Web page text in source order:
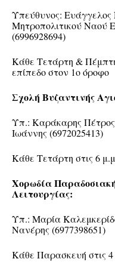
Υπεύθυνος:
Μητροπολιτικού Ναού
(6996928694)
Κάθε Τετάρτη &
επίπεδο στον 1ο όροφο
Σχολή Βυζαντινής
Υπ.: Καράκαρης Πέτρος
Ιωάννης (6972025413)
Κάθε Τετάρτη στις 6
Χορωδία
Λειτουργίας:
Υπ.: Μαρία
Νανέρης (6977398651)
Κάθε Παρασκευή στις